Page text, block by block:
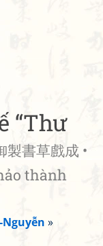
“Thư
製書草戲成 •
thành
Nguyễn »